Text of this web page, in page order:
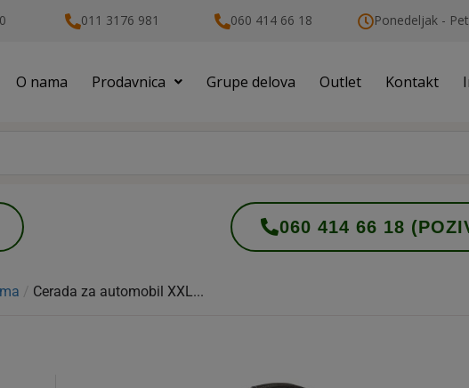
011 3176 981 060 414 66 18 Ponedeljak -
O nama Prodavnica Grupe delova Outlet Kontakt
060 414 66 18
/ Cerada za automobil XXL...